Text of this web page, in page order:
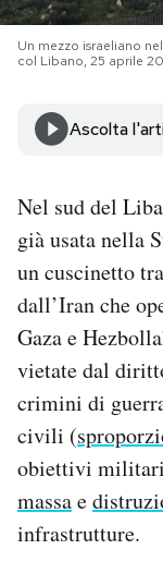
Newsletter
Notifiche
Regala il Post
Hai bisogno di
Esci
Un mezzo israeliano
col Libano, 25 aprile
Ascolta
Nel sud del
già usata nella
un cuscinetto
dall’Iran che
Gaza e
vietate dal
crimini di
civili (
obiettivi
massae
infrastrutture.